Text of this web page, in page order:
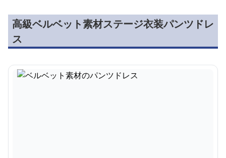
高級ベルベット素材ステージ衣装パンツドレ
ス